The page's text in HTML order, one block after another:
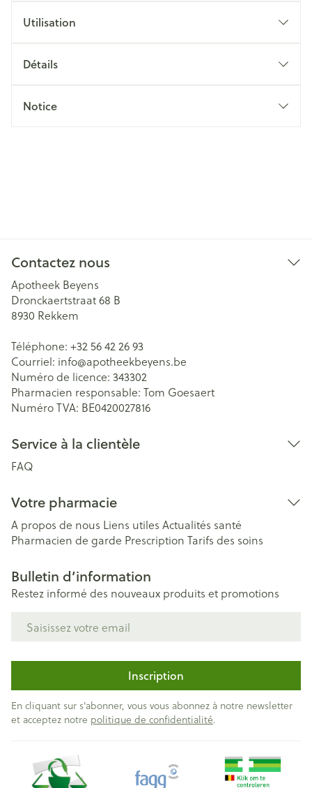
Utilisation
Détails
Notice
Contactez nous
Apotheek Beyens
Dronckaertstraat 68 B
8930 Rekkem
Téléphone: +32 56 42 26 93
Courriel: info@apotheekbeyens.be
Numéro de licence: 343302
Pharmacien responsable: Tom Goesaert
Numéro TVA: BE0420027816
Service à la clientèle
FAQ
Votre pharmacie
A propos de nous Liens utiles Actualités santé
Pharmacien de garde Prescription Tarifs des soins
Bulletin d’information
Restez informé des nouveaux produits et promotions
Inscription
En cliquant sur s'abonner, vous vous abonnez à notre newsletter
et acceptez notre politique de confidentialité.